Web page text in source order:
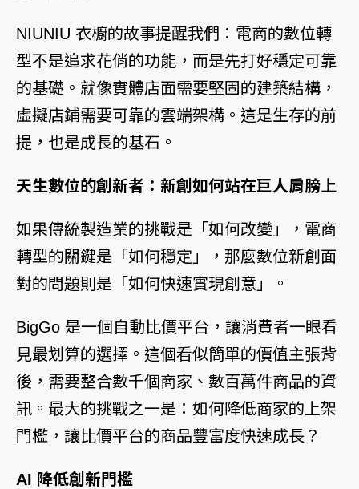
NIUNIU 衣櫥的故事提醒我們：電商的數位轉
型不是追求花俏的功能，而是先打好穩定可靠
的基礎。就像實體店面需要堅固的建築結構，
虛擬店鋪需要可靠的雲端架構。這是生存的前
提，也是成長的基石。
天生數位的創新者：新創如何站在巨人肩膀上
如果傳統製造業的挑戰是「如何改變」，電商
轉型的關鍵是「如何穩定」，那麼數位新創面
對的問題則是「如何快速實現創意」。
BigGo 是一個自動比價平台，讓消費者一眼看
見最划算的選擇。這個看似簡單的價值主張背
後，需要整合數千個商家、數百萬件商品的資
訊。最大的挑戰之一是：如何降低商家的上架
門檻，讓比價平台的商品豐富度快速成長？
AI 降低創新門檻